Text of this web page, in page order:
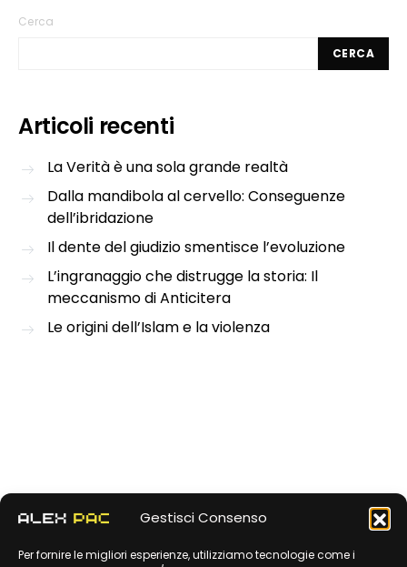
Gestisci Consenso
Per fornire le migliori esperienze, utilizziamo tecnologie come i
Cerca
CERCA
Articoli recenti
La Verità è una sola grande realtà
Dalla mandibola al cervello: Conseguenze
dell’ibridazione
Il dente del giudizio smentisce l’evoluzione
L’ingranaggio che distrugge la storia: Il
meccanismo di Anticitera
Le origini dell’Islam e la violenza